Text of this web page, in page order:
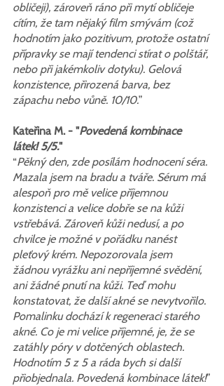
obličeji), zároveň ráno při mytí obličeje
cítím, že tam nějaký film smývám (což
hodnotím jako pozitivum, protože ostatní
přípravky se mají tendenci stírat o polštář,
nebo při jakémkoliv dotyku). Gelová
konzistence, přirozená barva, bez
zápachu nebo vůně. 10/10.”
Kateřina M. - "Povedená kombinace
látek! 5/5."
“Pěkný den, zde posílám hodnocení séra.
Mazala jsem na bradu a tváře. Sérum má
alespoň pro mě velice příjemnou
konzistenci a velice dobře se na kůži
vstřebává. Zároveň kůži nedusí, a po
chvilce je možné v pořádku nanést
pleťový krém. Nepozorovala jsem
žádnou vyrážku ani nepříjemné svědění,
ani žádné pnutí na kůži. Teď mohu
konstatovat, že další akné se nevytvořilo.
Pomalinku dochází k regeneraci starého
akné. Co je mi velice příjemné, je, že se
zatáhly póry v dotčených oblastech.
Hodnotím 5 z 5 a ráda bych si další
přiobjednala. Povedená kombinace látek!”